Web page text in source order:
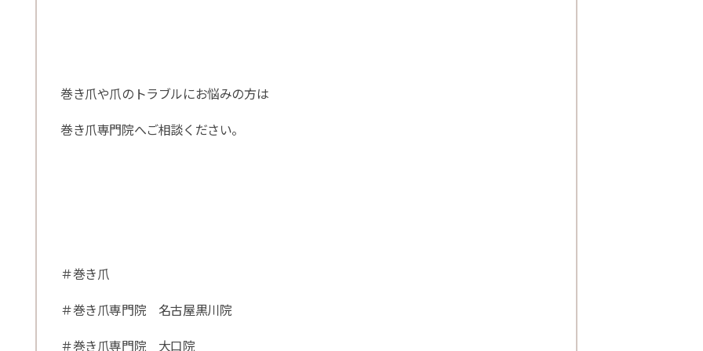
巻き爪や爪のトラブルにお悩みの方は
巻き爪専門院へご相談ください。
＃巻き爪
＃巻き爪専門院 名古屋黒川院
＃巻き爪専門院 大口院